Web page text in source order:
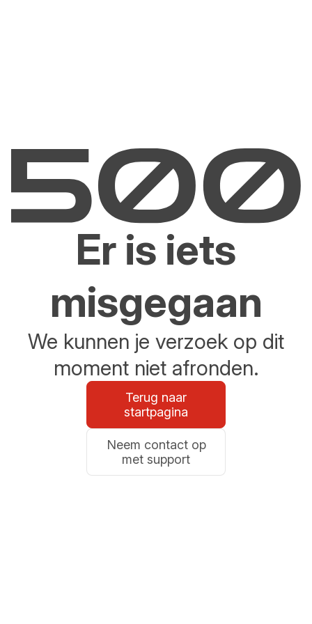
Er is iets
misgegaan
We kunnen je verzoek op dit
moment niet afronden.
Terug naar
startpagina
Neem contact op
met support